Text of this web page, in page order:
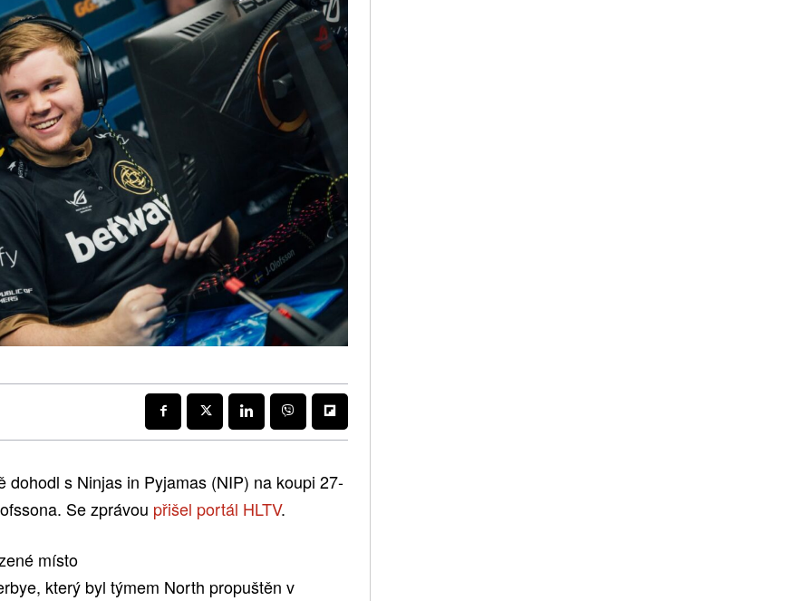
dohodl s Ninjas in Pyjamas (NIP) na koupi 27-
Se zprávou přišel portál HLTV.
místo
který byl týmem North propuštěn v